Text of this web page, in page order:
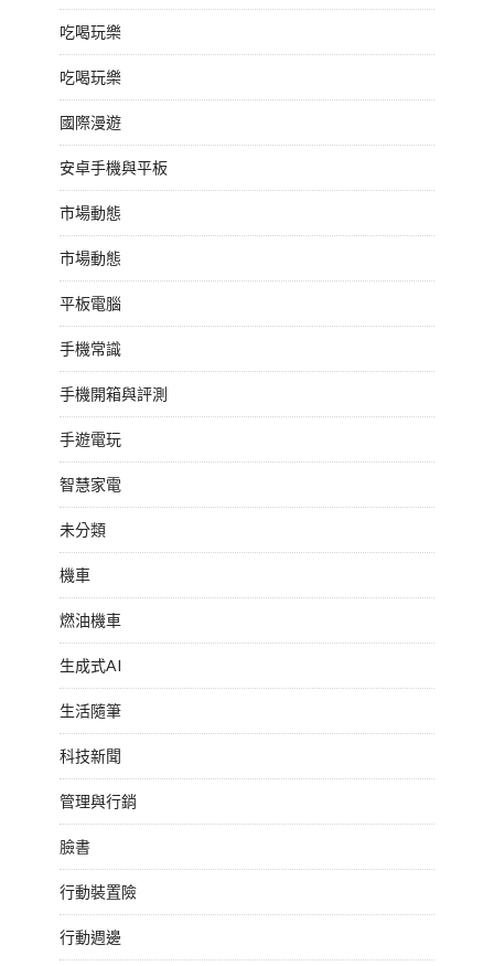
吃喝玩樂
吃喝玩樂
國際漫遊
安卓手機與平板
市場動態
市場動態
平板電腦
手機常識
手機開箱與評測
手遊電玩
智慧家電
未分類
機車
燃油機車
生成式AI
生活隨筆
科技新聞
管理與行銷
臉書
行動裝置險
行動週邊